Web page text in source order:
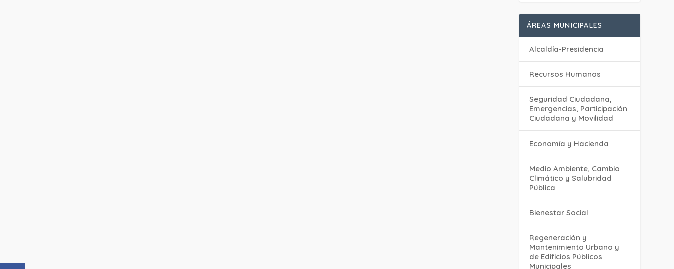
ÁREAS MUNICIPALES
Alcaldía-Presidencia
Recursos Humanos
Seguridad Ciudadana,
Emergencias, Participación
Ciudadana y Movilidad
Economía y Hacienda
Medio Ambiente, Cambio
Climático y Salubridad
Pública
Bienestar Social
Regeneración y
Mantenimiento Urbano y
de Edificios Públicos
Municipales